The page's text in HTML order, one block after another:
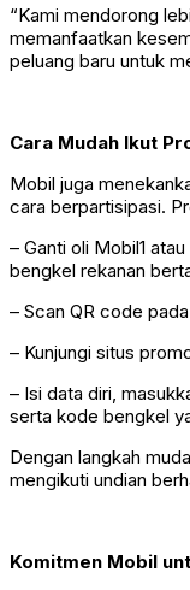
“Kami mendorong
memanfaatkan
peluang baru untuk
Cara Mudah Ikut
Mobil juga
cara berpartisipasi.
– Ganti oli Mobil1
bengkel rekanan
– Scan QR code
– Kunjungi situs
– Isi data diri,
serta kode bengkel
Dengan langkah
mengikuti undian
Komitmen Mobil